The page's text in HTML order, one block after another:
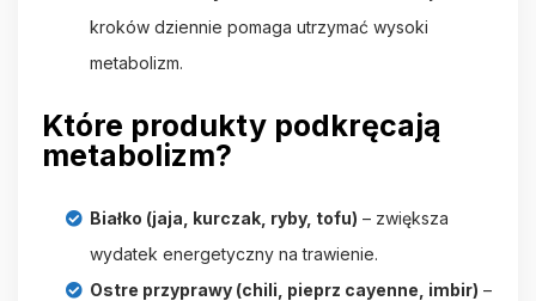
kroków dziennie pomaga utrzymać wysoki
metabolizm.
Które produkty podkręcają
metabolizm?
Białko (jaja, kurczak, ryby, tofu) – zwiększa
wydatek energetyczny na trawienie.
Ostre przyprawy (chili, pieprz cayenne, imbir) –